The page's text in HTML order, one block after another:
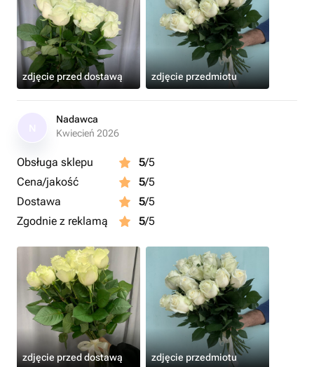
zdjęcie przed dostawą zdjęcie przedmiotu
Nadawca
Kwiecień 2026
Obsługa sklepu 5/5
Cena/jakość
5/5
Dostawa
5/5
Zgodnie z reklamą
5/5
zdjęcie przed dostawą zdjęcie przedmiotu